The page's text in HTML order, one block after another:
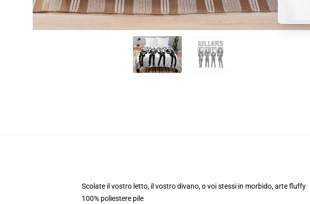
Scolate il vostro letto, il vostro divano, o voi stessi in morbido, arte fluffy
100% poliestere pile